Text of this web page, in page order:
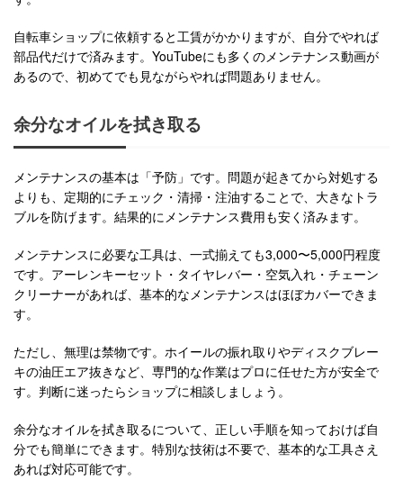
自転車ショップに依頼すると工賃がかかりますが、自分でやれば
部品代だけで済みます。YouTubeにも多くのメンテナンス動画が
あるので、初めてでも見ながらやれば問題ありません。
余分なオイルを拭き取る
メンテナンスの基本は「予防」です。問題が起きてから対処する
よりも、定期的にチェック・清掃・注油することで、大きなトラ
ブルを防げます。結果的にメンテナンス費用も安く済みます。
メンテナンスに必要な工具は、一式揃えても3,000〜5,000円程度
です。アーレンキーセット・タイヤレバー・空気入れ・チェーン
クリーナーがあれば、基本的なメンテナンスはほぼカバーできま
す。
ただし、無理は禁物です。ホイールの振れ取りやディスクブレー
キの油圧エア抜きなど、専門的な作業はプロに任せた方が安全で
す。判断に迷ったらショップに相談しましょう。
余分なオイルを拭き取るについて、正しい手順を知っておけば自
分でも簡単にできます。特別な技術は不要で、基本的な工具さえ
あれば対応可能です。